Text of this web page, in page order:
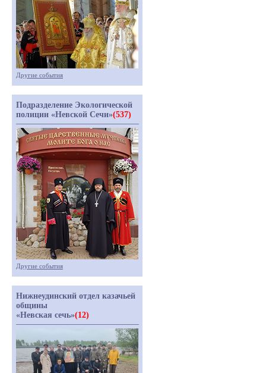
Другие события
Подразделение Экологической
полиции «Невской Сечи»(537)
Другие события
Нижнеудинский отдел казачьей
общины
«Невская сечь»(12)